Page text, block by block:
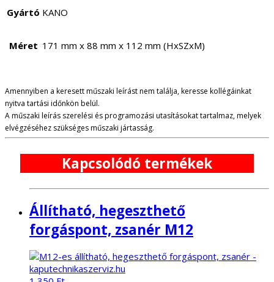
Gyártó KANO
Méret 171 mm x 88 mm x 112 mm (HxSZxM)
Amennyiben a keresett műszaki leírást nem találja, keresse kollégáinkat
nyitva tartási időnkön belül.
A műszaki leírás szerelési és programozási utasításokat tartalmaz, melyek
elvégzéséhez szükséges műszaki jártasság.
Kapcsolódó termékek
Állítható, hegeszthető
forgáspont, zsanér M12